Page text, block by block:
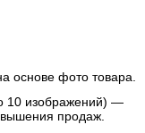
основе фото товара.
10 изображений) —
продаж.